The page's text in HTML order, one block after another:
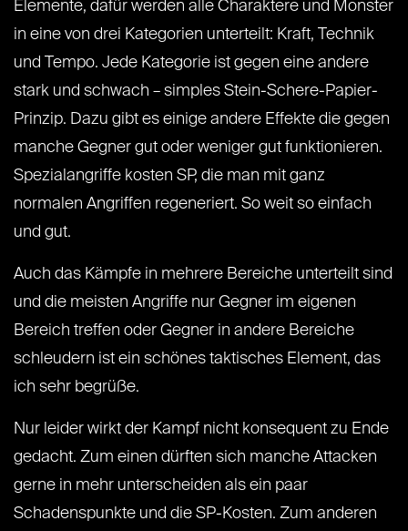
Elemente, dafür werden alle Charaktere und Monster
in eine von drei Kategorien unterteilt: Kraft, Technik
und Tempo. Jede Kategorie ist gegen eine andere
stark und schwach – simples Stein-Schere-Papier-
Prinzip. Dazu gibt es einige andere Effekte die gegen
manche Gegner gut oder weniger gut funktionieren.
Spezialangriffe kosten SP, die man mit ganz
normalen Angriffen regeneriert. So weit so einfach
und gut.
Auch das Kämpfe in mehrere Bereiche unterteilt sind
und die meisten Angriffe nur Gegner im eigenen
Bereich treffen oder Gegner in andere Bereiche
schleudern ist ein schönes taktisches Element, das
ich sehr begrüße.
Nur leider wirkt der Kampf nicht konsequent zu Ende
gedacht. Zum einen dürften sich manche Attacken
gerne in mehr unterscheiden als ein paar
Schadenspunkte und die SP-Kosten. Zum anderen